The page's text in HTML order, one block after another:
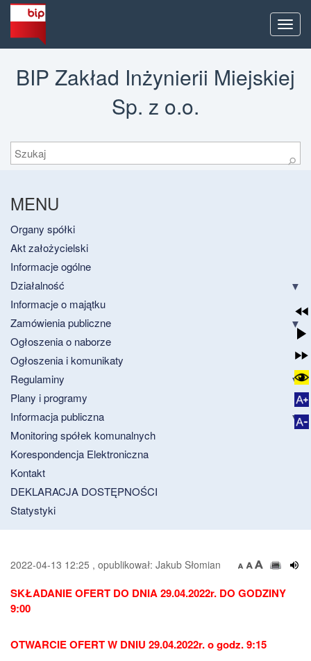
Menu
BIP Zakład Inżynierii Miejskiej
Sp. z o.o.
Szukaj
⚲
MENU
Organy spółki
Akt założycielski
Informacje ogólne
Działalność
Informacje o majątku
Zamówienia publiczne
Ogłoszenia o naborze
Ogłoszenia i komunikaty
Regulaminy
Plany i programy
Informacja publiczna
Monitoring spółek komunalnych
Korespondencja Elektroniczna
Kontakt
DEKLARACJA DOSTĘPNOŚCI
Statystyki
2022-04-13 12:25 , opublikował: Jakub Słomian
SKŁADANIE OFERT DO DNIA 29.04.2022r. DO GODZINY
9:00
OTWARCIE OFERT W DNIU 29.04.2022r. o godz. 9:15